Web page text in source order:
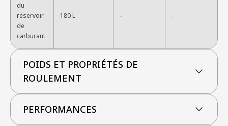
du
réservoir
de
carburant
180 L - -
POIDS ET PROPRIÉTÉS DE
ROULEMENT
PERFORMANCES